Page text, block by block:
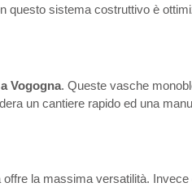
sistema costruttivo è
Vogogna. Queste vasche
un cantiere rapido ed una
la massima versatilità.